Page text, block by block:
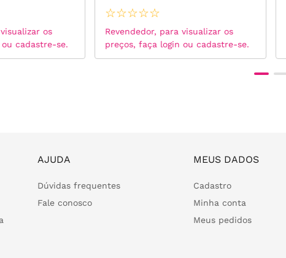
os
cadastre-se.
☆☆☆☆☆
Revendedor, para visualizar os
preços, faça login ou cadastre-se.
AJUDA
Dúvidas frequentes
Fale conosco
MEUS DADOS
Cadastro
Minha conta
Meus pedidos